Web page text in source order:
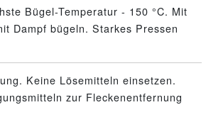
Bügel-Temperatur - 150 °C. Mit
Dampf bügeln. Starkes Pressen
Keine Lösemitteln einsetzen.
zur Fleckenentfernung